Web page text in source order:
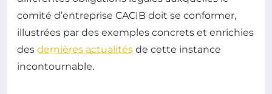
comité d’entreprise CACIB doit se conformer,
illustrées par des exemples concrets et enrichies
des dernières actualités de cette instance
incontournable.